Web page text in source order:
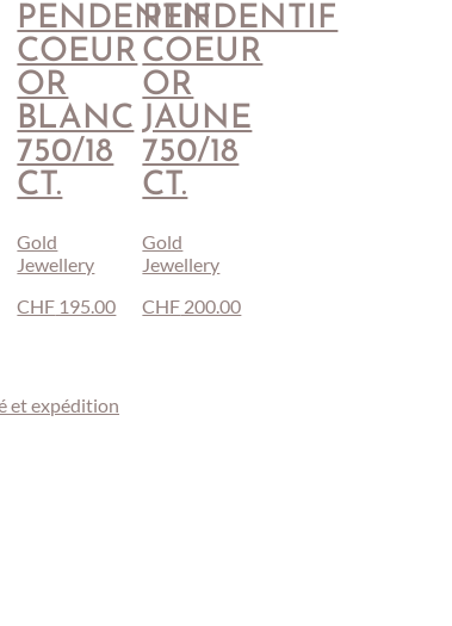
PENDENTIF
COEUR
OR
BLANC
750/18
CT.
Gold
Jewellery
CHF 195.00
PENDENTIF
COEUR
OR
JAUNE
750/18
CT.
Gold
Jewellery
CHF 200.00
et expédition